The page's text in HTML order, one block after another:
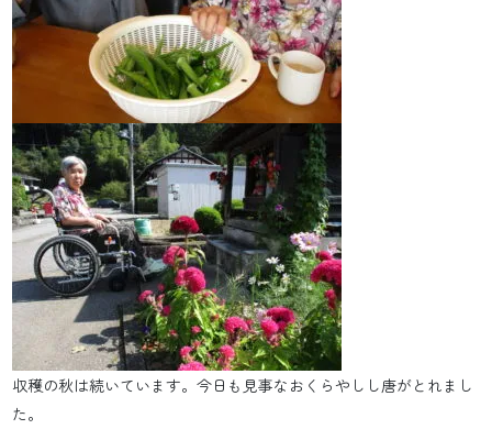
収穫の秋は続いています。今日も見事なおくらやしし唐がとれまし
た。